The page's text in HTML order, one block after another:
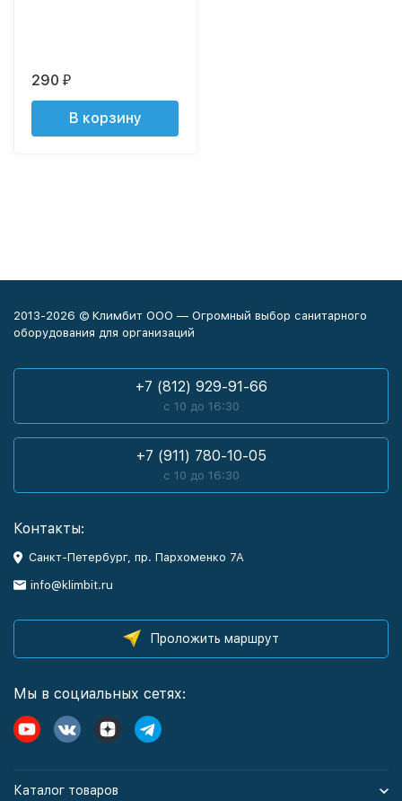
290₽
В корзину
2013-2026 © Климбит ООО — Огромный выбор санитарного
оборудования для организаций
+7 (812) 929-91-66
с 10 до 16:30
+7 (911) 780-10-05
с 10 до 16:30
Контакты:
Санкт-Петербург, пр. Пархоменко 7А
info@klimbit.ru
Проложить маршрут
Мы в социальных сетях:
Каталог товаров